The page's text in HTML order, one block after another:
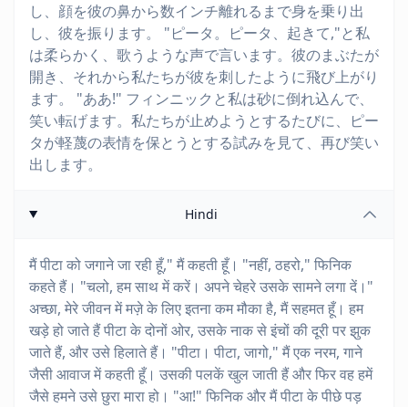
し、顔を彼の鼻から数インチ離れるまで身を乗り出
し、彼を振ります。 "ピータ。ピータ、起きて,"と私
は柔らかく、歌うような声で言います。彼のまぶたが
開き、それから私たちが彼を刺したように飛び上がり
ます。 "ああ!" フィンニックと私は砂に倒れ込んで、
笑い転げます。私たちが止めようとするたびに、ピー
タが軽蔑の表情を保とうとする試みを見て、再び笑い
出します。
Hindi
मैं पीटा को जगाने जा रही हूँ," मैं कहती हूँ। "नहीं, ठहरो," फिनिक
कहते हैं। "चलो, हम साथ में करें। अपने चेहरे उसके सामने लगा दें।"
अच्छा, मेरे जीवन में मज़े के लिए इतना कम मौका है, मैं सहमत हूँ। हम
खड़े हो जाते हैं पीटा के दोनों ओर, उसके नाक से इंचों की दूरी पर झुक
जाते हैं, और उसे हिलाते हैं। "पीटा। पीटा, जागो," मैं एक नरम, गाने
जैसी आवाज में कहती हूँ। उसकी पलकें खुल जाती हैं और फिर वह हमें
जैसे हमने उसे छुरा मारा हो। "आ!" फिनिक और मैं पीटा के पीछे पड़